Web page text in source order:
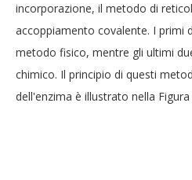
incorporazione, il metodo di
accoppiamento covalente. I primi
metodo fisico, mentre gli ultimi
chimico. Il principio di questi
dell'enzima è illustrato nella Figura